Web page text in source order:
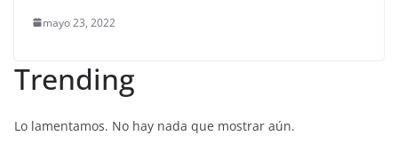
mayo 23, 2022
Trending
Lo lamentamos. No hay nada que mostrar aún.